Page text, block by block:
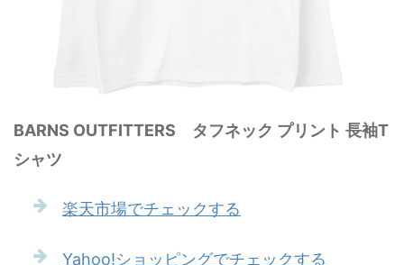
BARNS OUTFITTERS タフネック プリント 長袖T
シャツ
楽天市場でチェックする
Yahoo!ショッピングでチェックする